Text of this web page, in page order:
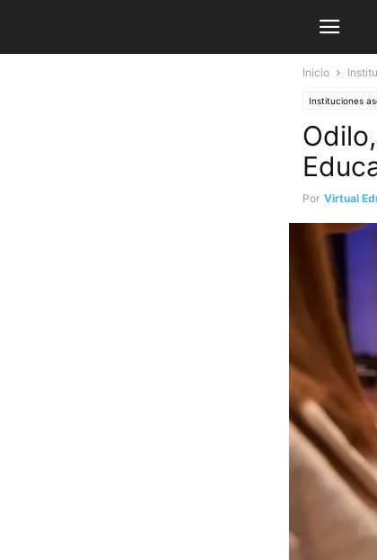
Inicio
Instituciones
Por Virtual